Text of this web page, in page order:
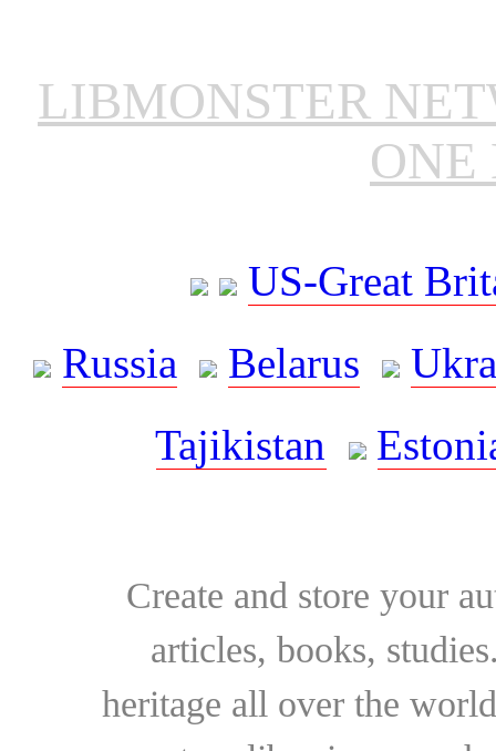
LIBMONSTER
ONE
US-Great
Russia
Belarus
Tajikistan
Create and store your
articles, books,
heritage all over the